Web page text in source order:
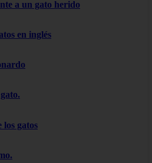
a un gato herido
en inglés
los gatos